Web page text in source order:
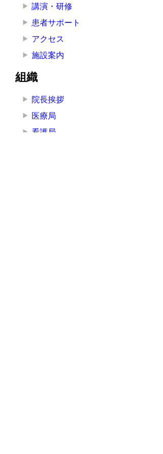
講演・研修
患者サポート
アクセス
施設案内
組織
院長挨拶
医療局
看護局